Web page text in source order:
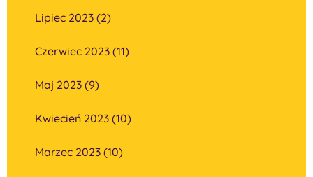
Lipiec 2023 (2)
Czerwiec 2023 (11)
Maj 2023 (9)
Kwiecień 2023 (10)
Marzec 2023 (10)